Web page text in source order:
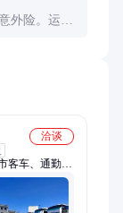
外险。运营
洽谈
客车、通勤班
、大巴车出